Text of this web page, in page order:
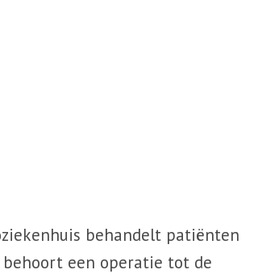
behandelt patiënten
behoort een operatie tot de